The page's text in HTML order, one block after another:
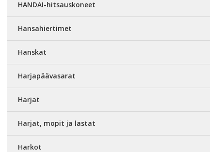
HANDAI-hitsauskoneet
Hansahiertimet
Hanskat
Harjapäävasarat
Harjat
Harjat, mopit ja lastat
Harkot